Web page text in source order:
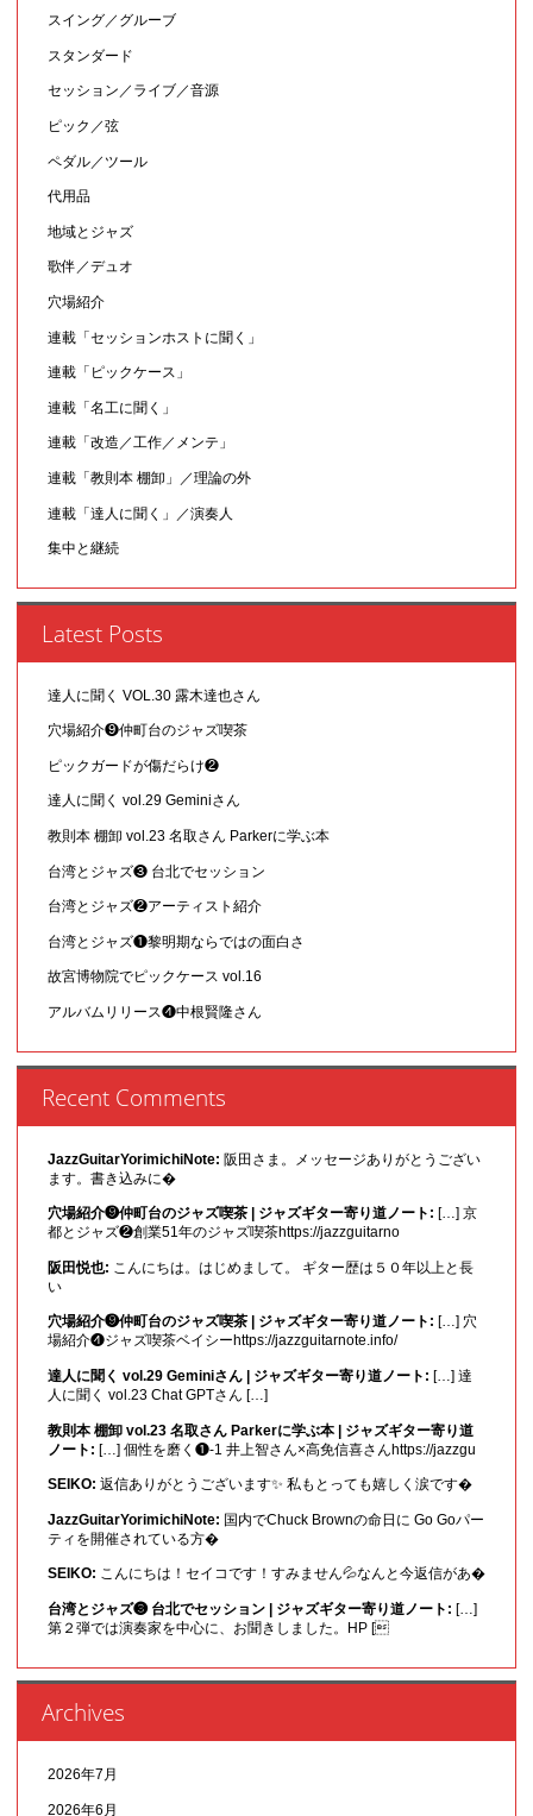
スイング／グルーブ
スタンダード
セッション／ライブ／音源
ピック／弦
ペダル／ツール
代用品
地域とジャズ
歌伴／デュオ
穴場紹介
連載「セッションホストに聞く」
連載「ピックケース」
連載「名工に聞く」
連載「改造／工作／メンテ」
連載「教則本 棚卸」／理論の外
連載「達人に聞く」／演奏人
集中と継続
Latest Posts
達人に聞く VOL.30 露木達也さん
穴場紹介❾仲町台のジャズ喫茶
ピックガードが傷だらけ❷
達人に聞く vol.29 Geminiさん
教則本 棚卸 vol.23 名取さん Parkerに学ぶ本
台湾とジャズ❸ 台北でセッション
台湾とジャズ❷アーティスト紹介
台湾とジャズ❶黎明期ならではの面白さ
故宮博物院でピックケース vol.16
アルバムリリース❹中根賢隆さん
Recent Comments
JazzGuitarYorimichiNote: 阪田さま。メッセージありがとうござい
ます。書き込みに�
穴場紹介❾仲町台のジャズ喫茶 | ジャズギター寄り道ノート: […] 京
都とジャズ❷創業51年のジャズ喫茶https://jazzguitarno
阪田悦也: こんにちは。はじめまして。 ギター歴は５０年以上と長
い
穴場紹介❾仲町台のジャズ喫茶 | ジャズギター寄り道ノート: […] 穴
場紹介❹ジャズ喫茶ベイシーhttps://jazzguitarnote.info/
達人に聞く vol.29 Geminiさん | ジャズギター寄り道ノート: […] 達
人に聞く vol.23 Chat GPTさん […]
教則本 棚卸 vol.23 名取さん Parkerに学ぶ本 | ジャズギター寄り道
ノート: […] 個性を磨く❶-1 井上智さん×高免信喜さんhttps://jazzgu
SEIKO: 返信ありがとうございます✨ 私もとっても嬉しく涙です�
JazzGuitarYorimichiNote: 国内でChuck Brownの命日に Go Goパー
ティを開催されている方�
SEIKO: こんにちは！セイコです！すみません💦なんと今返信があ�
台湾とジャズ❸ 台北でセッション | ジャズギター寄り道ノート: […]
第２弾では演奏家を中心に、お聞きしました。HP [
Archives
2026年7月
2026年6月